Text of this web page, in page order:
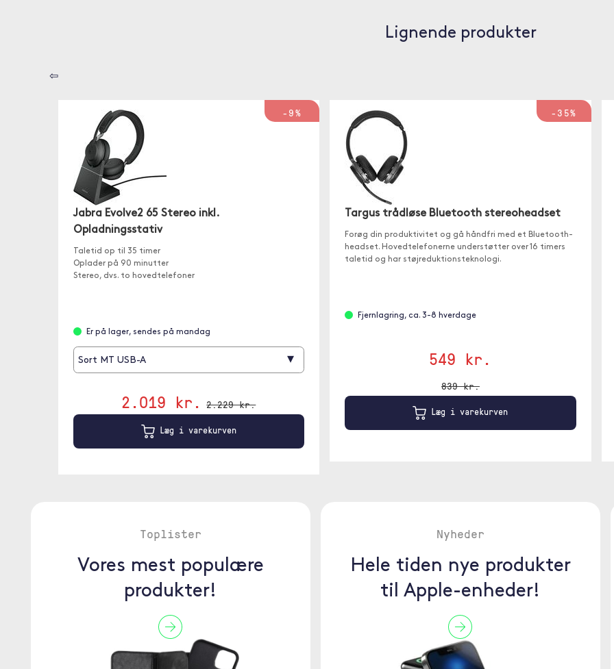
Lignende produkter
⇦
-9%
Jabra Evolve2 65 Stereo inkl.
Opladningsstativ
Taletid op til 35 timer
Oplader på 90 minutter
Stereo, dvs. to hovedtelefoner
Er på lager, sendes på mandag
Sort MT USB-A ▾
2.019 kr. 2.229 kr.
Læg i varekurven
-35%
Targus trådløse Bluetooth stereoheadset
Forøg din produktivitet og gå håndfri med et Bluetooth-
headset. Hovedtelefonerne understøtter over 16 timers
taletid og har støjreduktionsteknologi.
Fjernlagring, ca. 3-8 hverdage
549 kr.
839 kr.
Læg i varekurven
Toplister
Vores mest populære
produkter!
Nyheder
Hele tiden nye produkter
til Apple-enheder!